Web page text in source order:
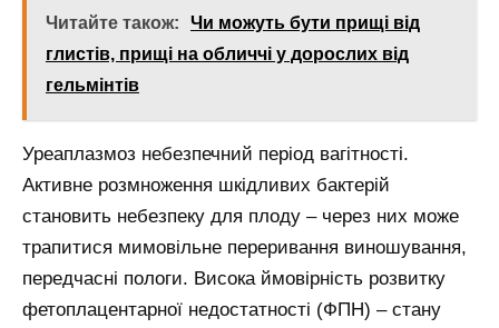
Читайте також:
Чи можуть бути прищі від
глистів, прищі на обличчі у дорослих від
гельмінтів
Уреаплазмоз небезпечний період вагітності.
Активне розмноження шкідливих бактерій
становить небезпеку для плоду – через них може
трапитися мимовільне переривання виношування,
передчасні пологи. Висока ймовірність розвитку
фетоплацентарної недостатності (ФПН) – стану